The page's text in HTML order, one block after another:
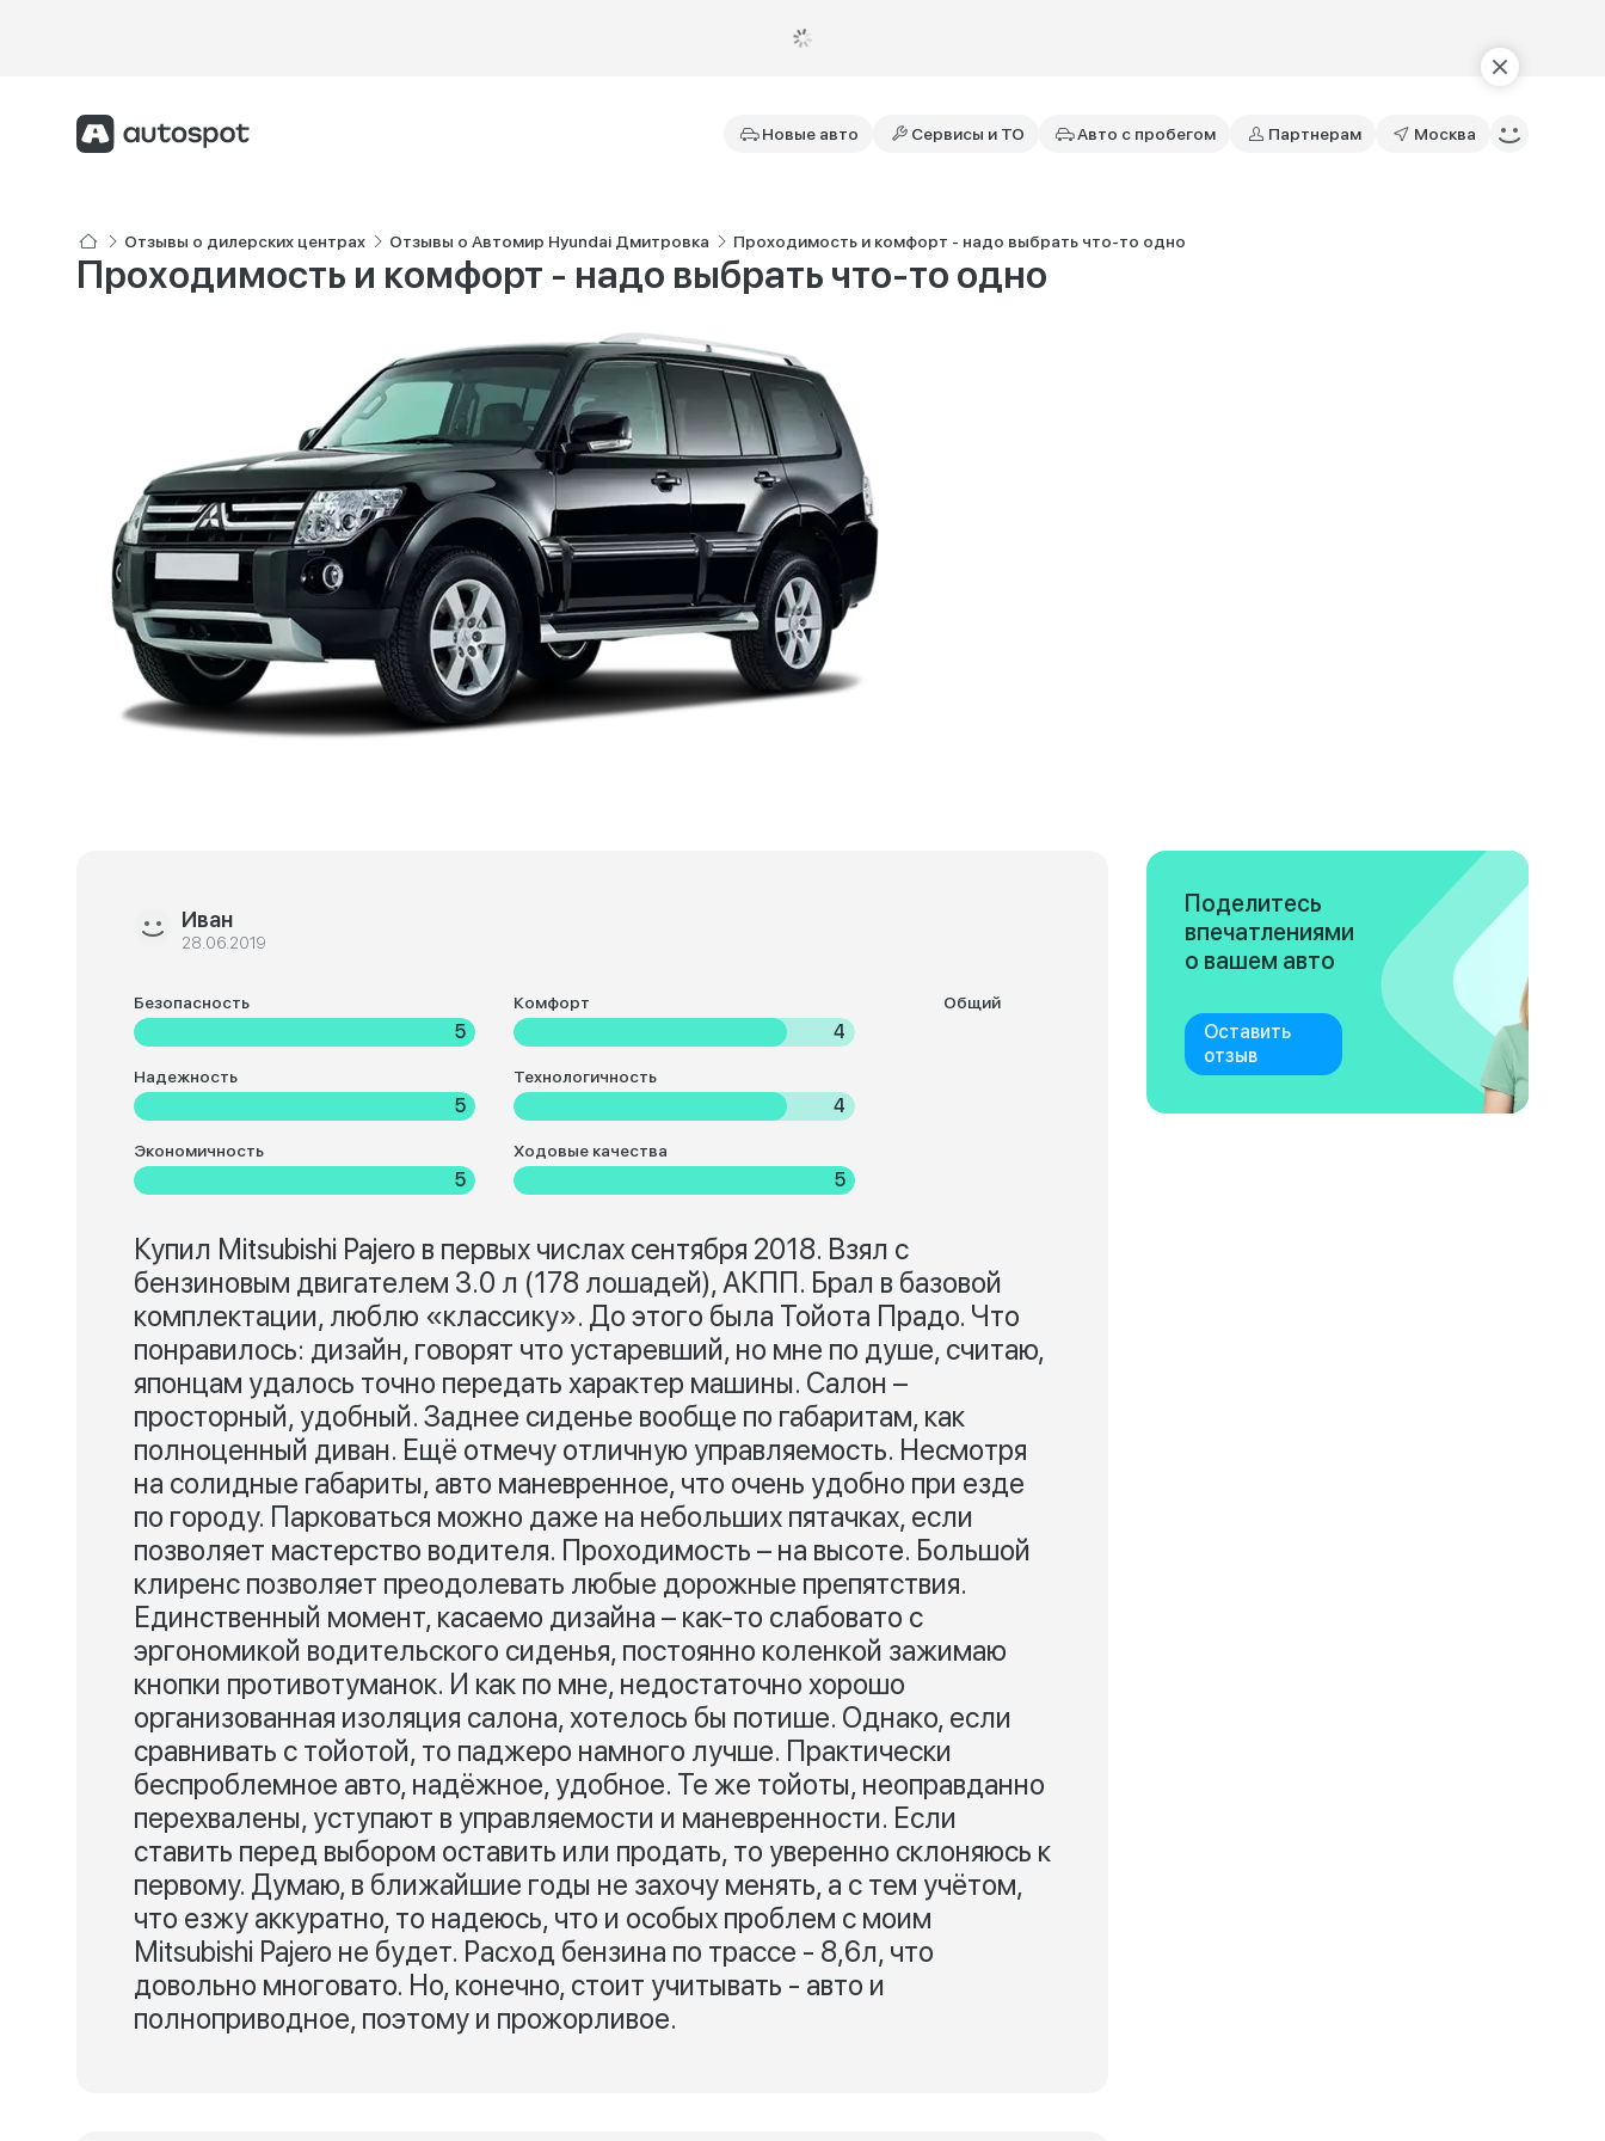
Новые авто Сервисы и ТО Авто с пробегом Партнерам Москва
Отзывы о дилерских центрах Отзывы о Автомир Hyundai Дмитровка Проходимость и комфорт - надо выбрать что-то одно
Проходимость и комфорт - надо выбрать что-то одно
Иван
28.06.2019
Безопасность
5
Комфорт
4
Надежность
5
Технологичность
4
Экономичность
5
Ходовые качества
5
Общий
Купил Mitsubishi Pajero в первых числах сентября 2018. Взял с
бензиновым двигателем 3.0 л (178 лошадей), АКПП. Брал в базовой
комплектации, люблю «классику». До этого была Тойота Прадо. Что
понравилось: дизайн, говорят что устаревший, но мне по душе, считаю,
японцам удалось точно передать характер машины. Салон –
просторный, удобный. Заднее сиденье вообще по габаритам, как
полноценный диван. Ещё отмечу отличную управляемость. Несмотря
на солидные габариты, авто маневренное, что очень удобно при езде
по городу. Парковаться можно даже на небольших пятачках, если
позволяет мастерство водителя. Проходимость – на высоте. Большой
клиренс позволяет преодолевать любые дорожные препятствия.
Единственный момент, касаемо дизайна – как-то слабовато с
эргономикой водительского сиденья, постоянно коленкой зажимаю
кнопки противотуманок. И как по мне, недостаточно хорошо
организованная изоляция салона, хотелось бы потише. Однако, если
сравнивать с тойотой, то паджеро намного лучше. Практически
беспроблемное авто, надёжное, удобное. Те же тойоты, неоправданно
перехвалены, уступают в управляемости и маневренности. Если
ставить перед выбором оставить или продать, то уверенно склоняюсь к
первому. Думаю, в ближайшие годы не захочу менять, а с тем учётом,
что езжу аккуратно, то надеюсь, что и особых проблем с моим
Mitsubishi Pajero не будет. Расход бензина по трассе - 8,6л, что
довольно многовато. Но, конечно, стоит учитывать - авто и
полноприводное, поэтому и прожорливое.
Поделитесь
впечатлениями
о вашем авто
Оставить
отзыв